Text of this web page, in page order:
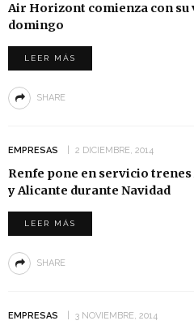
Air Horizont comienza con su
domingo
LEER MÁS
SHARE
EMPRESAS 2 DICIEMBRE, 2014
Renfe pone en servicio
y Alicante durante Navidad
LEER MÁS
SHARE
EMPRESAS 3 NOVIEMBRE, 2014